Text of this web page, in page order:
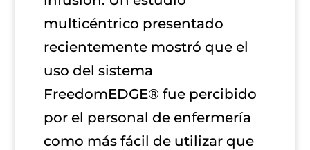
multicéntrico presentado
recientemente mostró que el
uso del sistema
FreedomEDGE® fue percibido
por el personal de enfermería
como más fácil de utilizar que